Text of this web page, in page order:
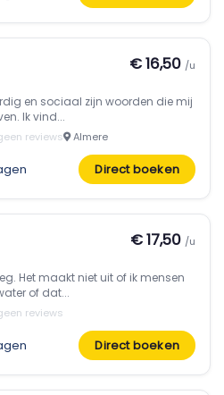
€ 16,50 /u
en sociaal zijn woorden die mij
Ik vind...
reviews Almere
Direct boeken
€ 17,50 /u
Het maakt niet uit of ik mensen
of dat...
reviews
Direct boeken